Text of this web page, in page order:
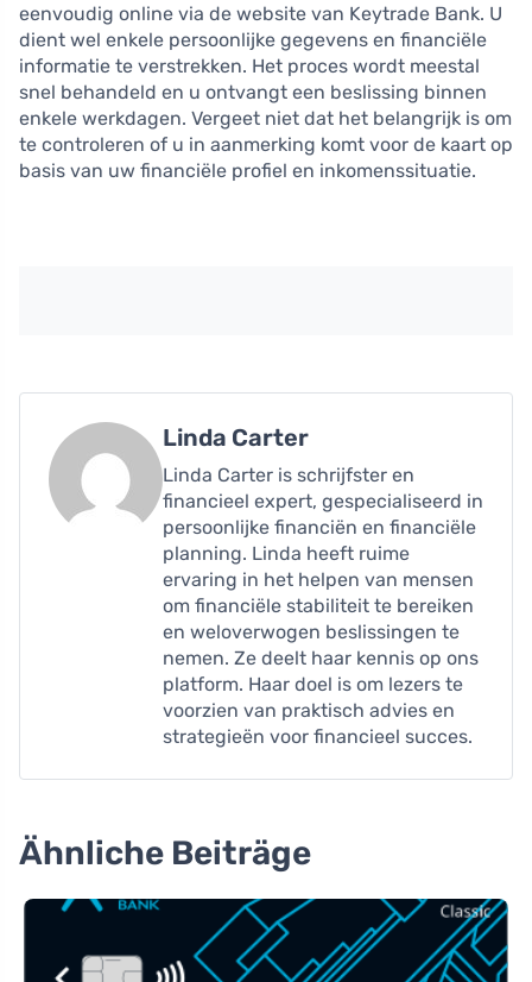
eenvoudig online via de website van Keytrade Bank. U
dient wel enkele persoonlijke gegevens en financiële
informatie te verstrekken. Het proces wordt meestal
snel behandeld en u ontvangt een beslissing binnen
enkele werkdagen. Vergeet niet dat het belangrijk is om
te controleren of u in aanmerking komt voor de kaart op
basis van uw financiële profiel en inkomenssituatie.
Linda Carter
Linda Carter is schrijfster en
financieel expert, gespecialiseerd in
persoonlijke financiën en financiële
planning. Linda heeft ruime
ervaring in het helpen van mensen
om financiële stabiliteit te bereiken
en weloverwogen beslissingen te
nemen. Ze deelt haar kennis op ons
platform. Haar doel is om lezers te
voorzien van praktisch advies en
strategieën voor financieel succes.
Ähnliche Beiträge